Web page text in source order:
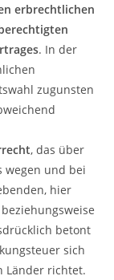
erbrechtlichen
. In der
zugunsten
, das über
wegen und bei
hier
betont
sich
Länder richtet.